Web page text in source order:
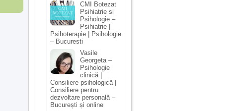
CMI Botezat
Psihiatrie si
Psihologie –
Psihiatrie |
Psihoterapie | Psihologie
– Bucuresti
Vasile
Georgeta –
Psihologie
clinică |
Consiliere psihologică |
Consiliere pentru
dezvoltare personală –
București și online